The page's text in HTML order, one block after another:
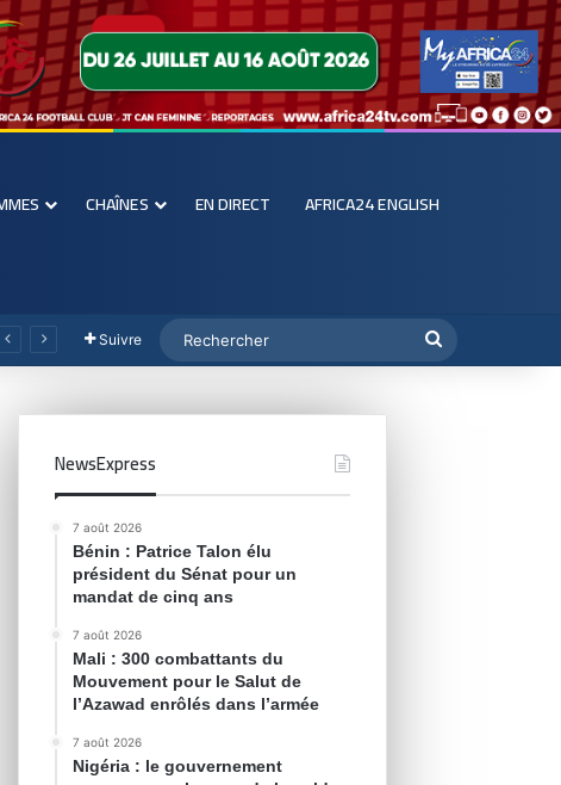
CHAÎNES EN DIRECT AFRICA24 ENGLISH
Suivre
NewsExpress
7 août 2026
Bénin : Patrice Talon élu
président du Sénat pour un
mandat de cinq ans
7 août 2026
Mali : 300 combattants du
Mouvement pour le Salut de
l’Azawad enrôlés dans l’armée
7 août 2026
Nigéria : le gouvernement